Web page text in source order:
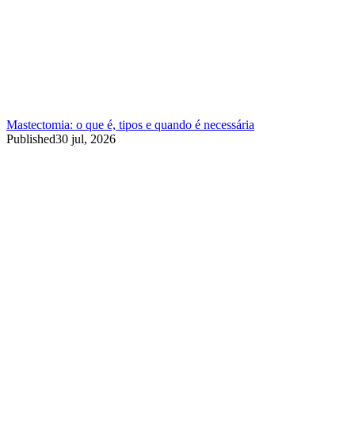
Mastectomia: o que é, tipos e quando é necessária
Published30 jul, 2026